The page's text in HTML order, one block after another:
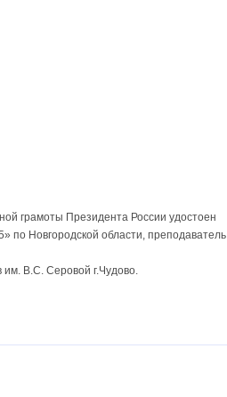
грамоты Президента России удостоен
по Новгородской области, преподаватель
В.С. Серовой г.Чудово.